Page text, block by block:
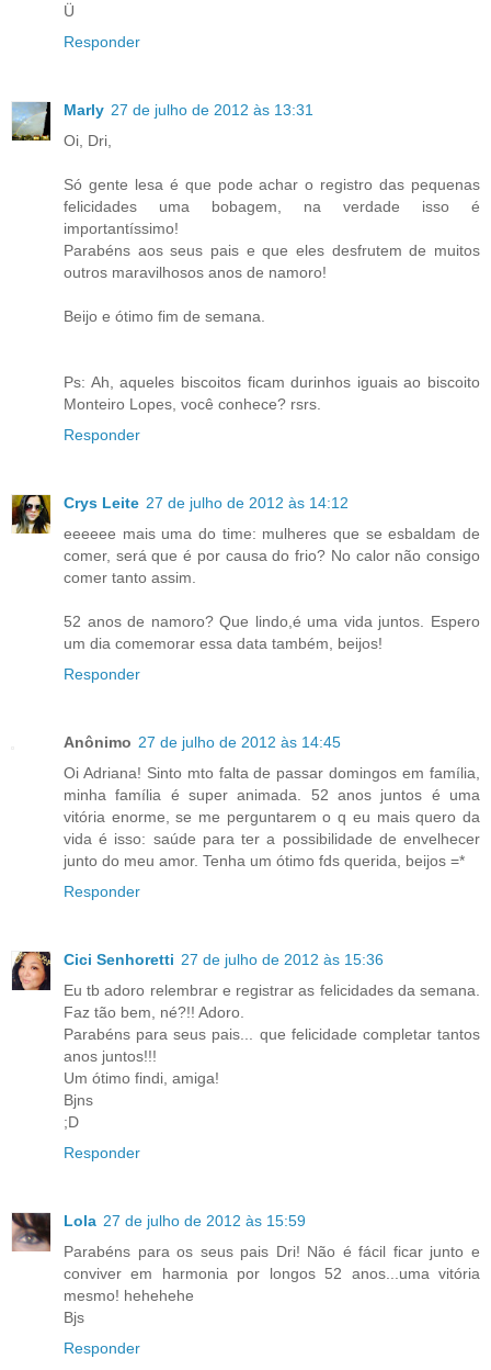
Ü
Responder
Marly 27 de julho de 2012 às 13:31
Oi, Dri,
Só gente lesa é que pode achar o registro das pequenas
felicidades uma bobagem, na verdade isso é
importantíssimo!
Parabéns aos seus pais e que eles desfrutem de muitos
outros maravilhosos anos de namoro!
Beijo e ótimo fim de semana.
Ps: Ah, aqueles biscoitos ficam durinhos iguais ao biscoito
Monteiro Lopes, você conhece? rsrs.
Responder
Crys Leite 27 de julho de 2012 às 14:12
eeeeee mais uma do time: mulheres que se esbaldam de
comer, será que é por causa do frio? No calor não consigo
comer tanto assim.
52 anos de namoro? Que lindo,é uma vida juntos. Espero
um dia comemorar essa data também, beijos!
Responder
Anônimo 27 de julho de 2012 às 14:45
Oi Adriana! Sinto mto falta de passar domingos em família,
minha família é super animada. 52 anos juntos é uma
vitória enorme, se me perguntarem o q eu mais quero da
vida é isso: saúde para ter a possibilidade de envelhecer
junto do meu amor. Tenha um ótimo fds querida, beijos =*
Responder
Cici Senhoretti 27 de julho de 2012 às 15:36
Eu tb adoro relembrar e registrar as felicidades da semana.
Faz tão bem, né?!! Adoro.
Parabéns para seus pais... que felicidade completar tantos
anos juntos!!!
Um ótimo findi, amiga!
Bjns
;D
Responder
Lola 27 de julho de 2012 às 15:59
Parabéns para os seus pais Dri! Não é fácil ficar junto e
conviver em harmonia por longos 52 anos...uma vitória
mesmo! hehehehe
Bjs
Responder